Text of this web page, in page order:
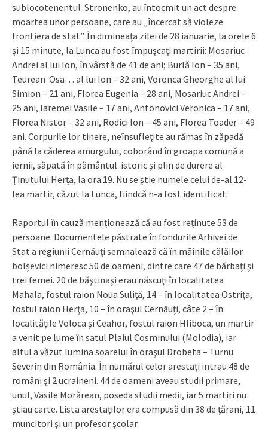
sublocotenentul Stronenko, au întocmit un act despre
moartea unor persoane, care au „încercat să violeze
frontiera de stat”. În dimineaţa zilei de 28 ianuarie, la orele 6
şi 15 minute, la Lunca au fost împuşcaţi martirii: Mosariuc
Andrei al lui Ion, în vârstă de 41 de ani; Burlă Ion – 35 ani,
Teurean Osa… al lui Ion – 32 ani, Voronca Gheorghe al lui
Simion – 21 ani, Florea Eugenia – 28 ani, Mosariuc Andrei –
25 ani, Iaremei Vasile – 17 ani, Antonovici Veronica – 17 ani,
Florea Nistor – 32 ani, Rodici Ion – 45 ani, Florea Toader – 49
ani. Corpurile lor tinere, neînsufleţite au rămas în zăpadă
până la căderea amurgului, coborând în groapa comună a
iernii, săpată în pământul istoric şi plin de durere al
Ţinutului Herţa, la ora 19. Nu se ştie numele celui de-al 12-
lea martir, căzut la Lunca, fiindcă n-a fost identificat.
Raportul în cauză menţionează că au fost reţinute 53 de
persoane. Documentele păstrate în fondurile Arhivei de
Stat a regiunii Cernăuţi semnalează că în mâinile călăilor
bolşevici nimeresc 50 de oameni, dintre care 47 de bărbaţi şi
trei femei. 20 de băştinaşi erau născuţi în localitatea
Mahala, fostul raion Noua Suliţă, 14 – în localitatea Ostriţa,
fostul raion Herţa, 10 – în oraşul Cernăuţi, câte 2 – în
localităţile Voloca şi Ceahor, fostul raion Hliboca, un martir
a venit pe lume în satul Plaiul Cosminului (Molodia), iar
altul a văzut lumina soarelui în oraşul Drobeta – Turnu
Severin din România. În numărul celor arestaţi intrau 48 de
români şi 2 ucraineni. 44 de oameni aveau studii primare,
unul, Vasile Morărean, poseda studii medii, iar 5 martiri nu
ştiau carte. Lista arestaţilor era compusă din 38 de ţărani, 11
muncitori şi un profesor şcolar.